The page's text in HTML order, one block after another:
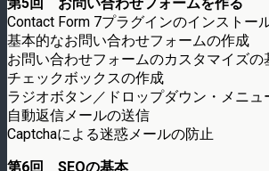
Contact Form 7プラグインのインストー
基本的なお問い合わせフォームの作成
お問い合わせフォームのカスタマイズの
チェックボックスの作成
ラジオボタン／ドロップダウン・メニュ
自動返信メールの送信
Captchaによる迷惑メールの防止
第6回 SEOの基本